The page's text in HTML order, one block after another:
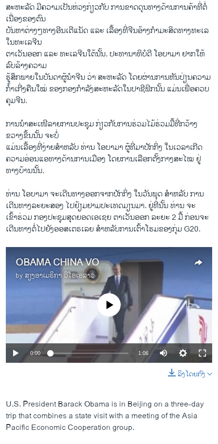
ສະຫະລັດ ມີ​ຄວາມ​ເປັນ​ຫ່ວງ​ກ່ຽວ​ກັບ ການ​ຂາດ​ດຸນ​ທາງ​ດ້ານ​ການ​ຄ້າ​ທີ່​ຕໍ່​
ເນື່ອງ​ຂອງ​ຕົນ
ບັນຫາ​ຕ່າງ​ໆທາງ​ອີນ​ເຕີ​ແນັດ ​ແລະ ​ເລື້ອງ​ທີ່​ຈີນ​ອ້າງ​ກຳມະສິດ​ທາງ​ທະ​ເລ
ໃນທະ​ເລ​ຈີນ
ຕາ​ເວັນ​ອອກ ​ແລະ ທະ​ເລຈີນ​ໃຕ້ນັ້ນ. ປະທານາທິບໍດີ ​ໂອ​ບາ​ມາ ຢາກ​ໃຫ້​
ລົບ​ລ້າງ​ຄວາມ​
ຮູ້ສຶກ​ພາຍ​ໃນ​ບັນດາ​ຜູ້ນຳ​ຈີນ ວ່າ​ ສະຫະລັດ ​ໂດຍ​ຜ່ານ​ການຫັນປ່ຽນຄວາມ​
ກ້ຳ​ເກີ່ງຄືນໃໝ່ ຂອງ​ກອງ​ກຳລັງ​ສະຫະລັດ​ໃນ​ປາຊີ​ຟິກນັ້ນ ​ແມ່ນ​ເພື່ອ​ຄວບ​
ຄຸມ​ຈີນ.
ການ​ນຳສະ​ເໜີ​ລາຍການ​ປະຊຸມ​ ກ່ຽວ​ກັບ​ການ​ຮ່ວມ​ໄມ້​ຮ່ວມມື້​ທີ່​ກວ້າງ​
ຂວາງ​ຂຶ້ນນັ້ນ ຈະ​ບໍ່​
ແມ່ນ​ເລື້ອງ​ທີ່​ງ່າ​ຍສຳ​ຫລັບ​ ທ່ານ ​ໂອ​ບາ​ມາ ຜູ້​ທີ່​ມາ​ປັກ​ກິ່ງ​ ໃນເ​ວລາເກີດ​
ຄວາມ​ອ່ອນ​ແອ​ທາງ​ດ້ານການ​ເມືອງ ​ໂດຍ​ການ​ເລືອກ​ຕັ້ງກາງ​ສະ​ໄໝ​ ຢູ່​
ທາງ​ບ້ານນັ້ນ.
ທ່ານ ​ໂອ​ບາ​ມາ ຈະ​ເດີນທາງ​ອອກ​ຈາກ​ປັກ​ກິ່ງ ​ໃນ​ວັນ​ພຸດ ສຳ​ຫລັບ ການ
ເດີນທາງ​ລະຍະ​ສອງ ​ໄປ​ຢ້ຽມຢາມ​ປະ​ເທດ​ມຽນມາ. ຢູ່​ທີ່​ນັ້ນ ທ່ານ ຈະ​
ເຂົ້າຮ່ວມ ກອງ​ປະຊຸມ​ສຸດ​ຍອດ​ເອ​ເຊຍ ​ຕາ​ເວັນ​ອອກ ລະຍະ 2 ມື້ ກ່ອນ​ຈະ
ເດີນທາງ​ຕໍ່​ໄປ​ຍັງ​ອອສ​ເຕຣ​ເລຍ ສຳ​ຫລັບ​ການເຕົ້າ​ໂຮມ​ຂອງ​ກຸ່ມ G20.
OBAMA CHINA VO
by ສຽງອາເມຣິກາ ວີໂອເອລາວ
No media source currently available
0:00 1:06
ລິງໂດຍກົງ
U.S. President Barack Obama is in Beijing on a three-day
trip that combines a state visit with a meeting of the Asia
Pacific Economic Cooperation group.